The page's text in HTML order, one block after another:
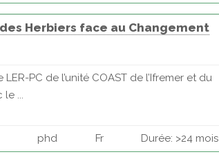
Herbiers face au Changement
PC de l’unité COAST de l’Ifremer et du
le ...
phd Fr Durée: >24 mois